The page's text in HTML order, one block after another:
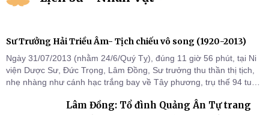
Sư Trưởng Hải Triều Âm- Tịch chiếu vô song (1920-2013)
Ngày 31/07/2013 (nhằm 24/6/Quý Tỵ), đúng 11 giờ 56 phút, tại Ni
viện Dược Sư, Đức Trọng, Lâm Đồng, Sư trưởng thu thần thị tịch,
nhẹ nhàng như cánh hạc trắng bay về Tây phương, trụ thế 94 tuổi
Lâm Đồng: Tổ đình Quảng Ân Tự trang